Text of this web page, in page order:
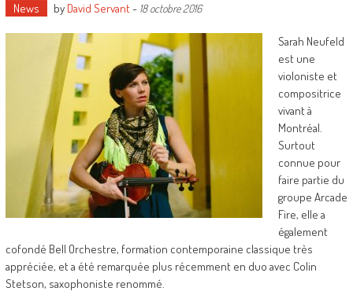
News by David Servant- 18 octobre 2016
Sarah Neufeld
est une
violoniste et
compositrice
vivant à
Montréal.
Surtout
connue pour
faire partie du
groupe Arcade
Fire, elle a
également
cofondé Bell Orchestre, formation contemporaine classique très
appréciée, et a été remarquée plus récemment en duo avec Colin
Stetson, saxophoniste renommé.